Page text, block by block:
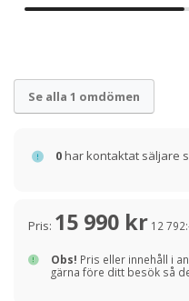
Se alla 1 omdömen
0har kontaktat säljare
Pris: 15 990 kr 12
Obs! Pris eller innehåll i
gärna före ditt besök så